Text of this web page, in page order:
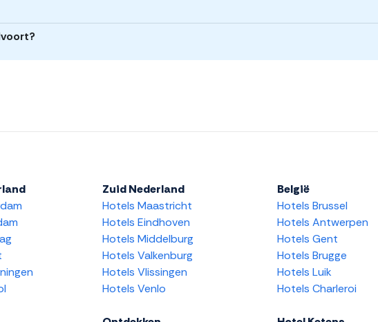
Zuid Nederland
Hotels Maastricht
Hotels Eindhoven
Hotels Middelburg
Hotels Valkenburg
Hotels Vlissingen
Hotels Venlo
België
Hotels Brussel
Hotels Antwerpen
Hotels Gent
Hotels Brugge
Hotels Luik
Hotels Charleroi